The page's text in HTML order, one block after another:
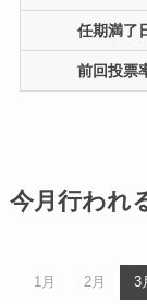
任期満了
前回投票
今月行われ
1月 2月 3